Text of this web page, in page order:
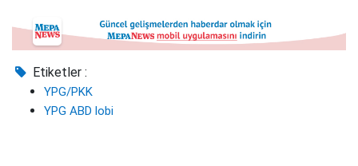
Etiketler :
YPG/PKK
YPG ABD lobi